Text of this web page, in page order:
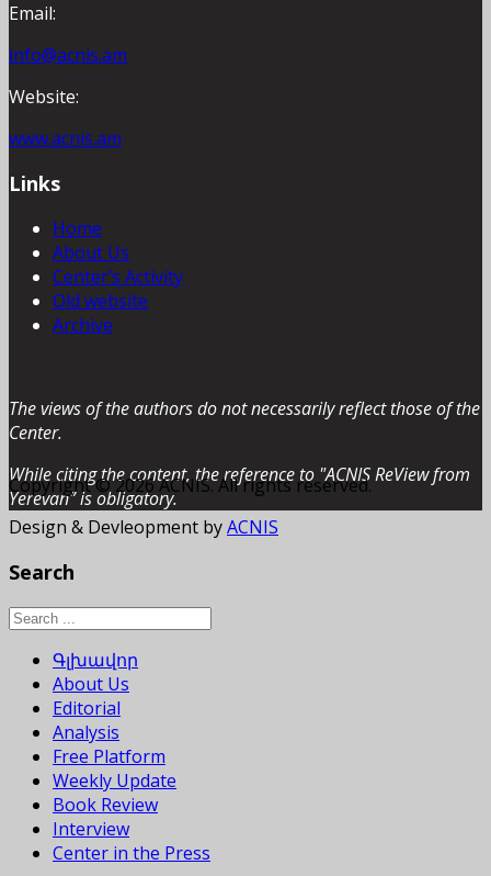
Email:
info@acnis.am
Website:
www.acnis.am
Links
Home
About Us
Center’s Activity
Old website
Archive
The views of the authors do not necessarily reflect those of the
Center.
While citing the content, the reference to "ACNIS ReView from
Yerevan” is obligatory.
Copyright © 2026 ACNIS. All rights reserved.
Design & Devleopment byACNIS
Search
Գլխավոր
About Us
Editorial
Analysis
Free Platform
Weekly Update
Book Review
Interview
Center in the Press